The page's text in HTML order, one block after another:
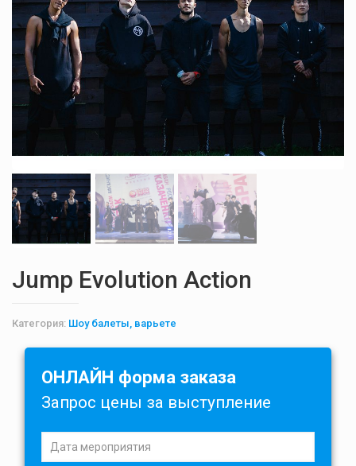
Jump Evolution Action
Категория: Шоу балеты, варьете
ОНЛАЙН форма заказа
Запрос цены за выступление